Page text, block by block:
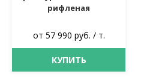
рифленая
от 57 990 руб. / т.
КУПИТЬ